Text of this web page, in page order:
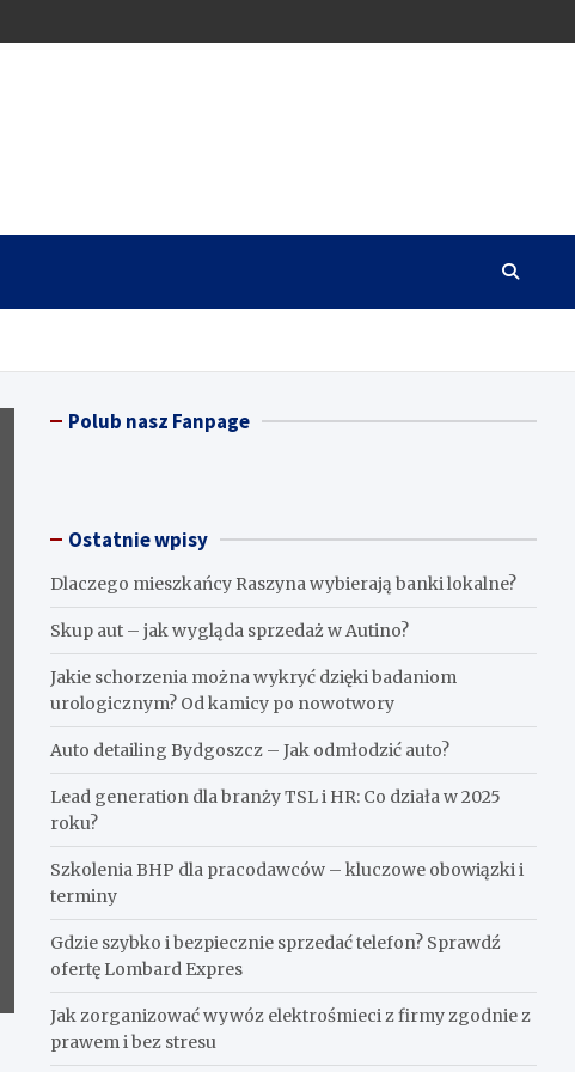
Polub nasz Fanpage
Ostatnie wpisy
Dlaczego mieszkańcy Raszyna wybierają banki lokalne?
Skup aut – jak wygląda sprzedaż w Autino?
Jakie schorzenia można wykryć dzięki badaniom
urologicznym? Od kamicy po nowotwory
Auto detailing Bydgoszcz – Jak odmłodzić auto?
Lead generation dla branży TSL i HR: Co działa w 2025
roku?
Szkolenia BHP dla pracodawców – kluczowe obowiązki i
terminy
Gdzie szybko i bezpiecznie sprzedać telefon? Sprawdź
ofertę Lombard Expres
Jak zorganizować wywóz elektrośmieci z firmy zgodnie z
prawem i bez stresu